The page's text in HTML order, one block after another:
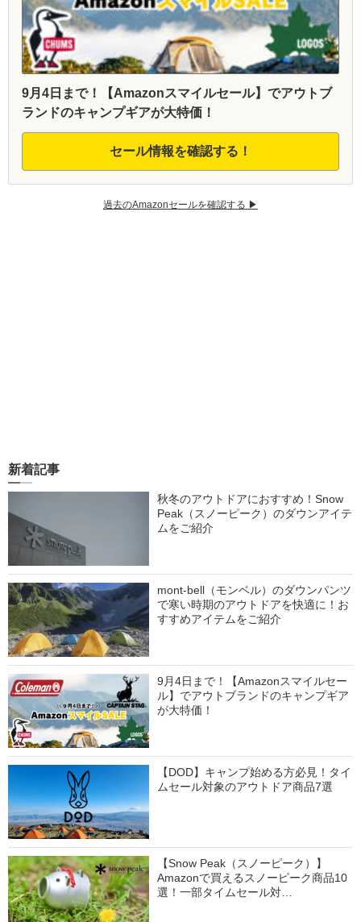
9月4日まで！【Amazonスマイルセール】でアウトブ
ランドのキャンプギアが大特価！
セール情報を確認する！
過去のAmazonセールを確認する ▶︎
新着記事
秋冬のアウトドアにおすすめ！Snow
Peak（スノーピーク）のダウンアイテ
ムをご紹介
mont-bell（モンベル）のダウンパンツ
で寒い時期のアウトドアを快適に！お
すすめアイテムをご紹介
9月4日まで！【Amazonスマイルセー
ル】でアウトブランドのキャンプギア
が大特価！
【DOD】キャンプ始める方必見！タイ
ムセール対象のアウトドア商品7選
【Snow Peak（スノーピーク）】
Amazonで買えるスノーピーク商品10
選！一部タイムセール対…